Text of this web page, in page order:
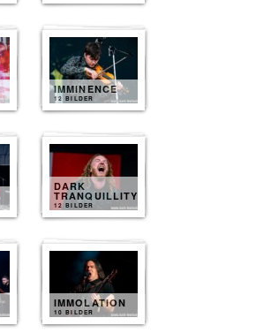
IMMINENCE
12 BILDER
DARK
TRANQUILLITY
12 BILDER
IMMOLATION
10 BILDER